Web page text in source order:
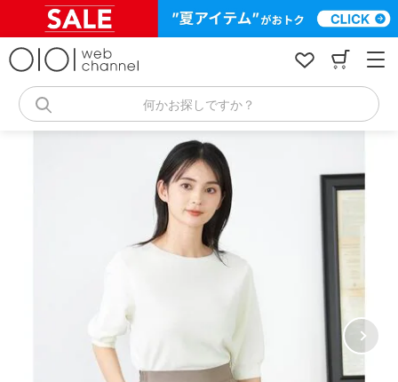
何かお探しですか？